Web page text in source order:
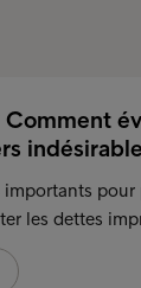
pour
les dettes